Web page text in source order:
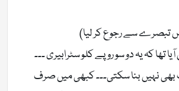
تبصرے سے رجوع کر لیا)
تھا کہ یہ دو سو روپے کلو سٹرابیری ۔۔۔
نہیں بنا سکتی۔۔۔ کبھی میں صرف